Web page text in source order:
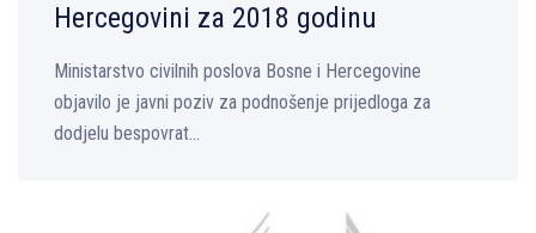
Hercegovini za 2018 godinu
Ministarstvo civilnih poslova Bosne i Hercegovine
objavilo je javni poziv za podnošenje prijedloga za
dodjelu bespovrat...